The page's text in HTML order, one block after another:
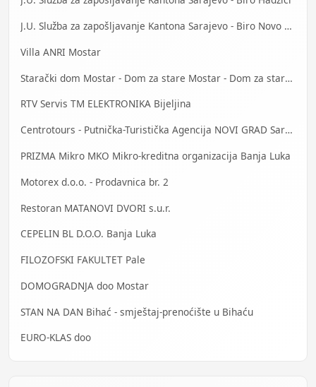
J.U. Služba za zapošljavanje Kantona Sarajevo - Biro Novo Sarajevo
Villa ANRI Mostar
Starački dom Mostar - Dom za stare Mostar - Dom za stara lica Mostar
RTV Servis TM ELEKTRONIKA Bijeljina
Centrotours - Putnička-Turistička Agencija NOVI GRAD Sarajevo
PRIZMA Mikro MKO Mikro-kreditna organizacija Banja Luka
Motorex d.o.o. - Prodavnica br. 2
Restoran MATANOVI DVORI s.u.r.
CEPELIN BL D.O.O. Banja Luka
FILOZOFSKI FAKULTET Pale
DOMOGRADNJA doo Mostar
STAN NA DAN Bihać - smještaj-prenoćište u Bihaću
EURO-KLAS doo